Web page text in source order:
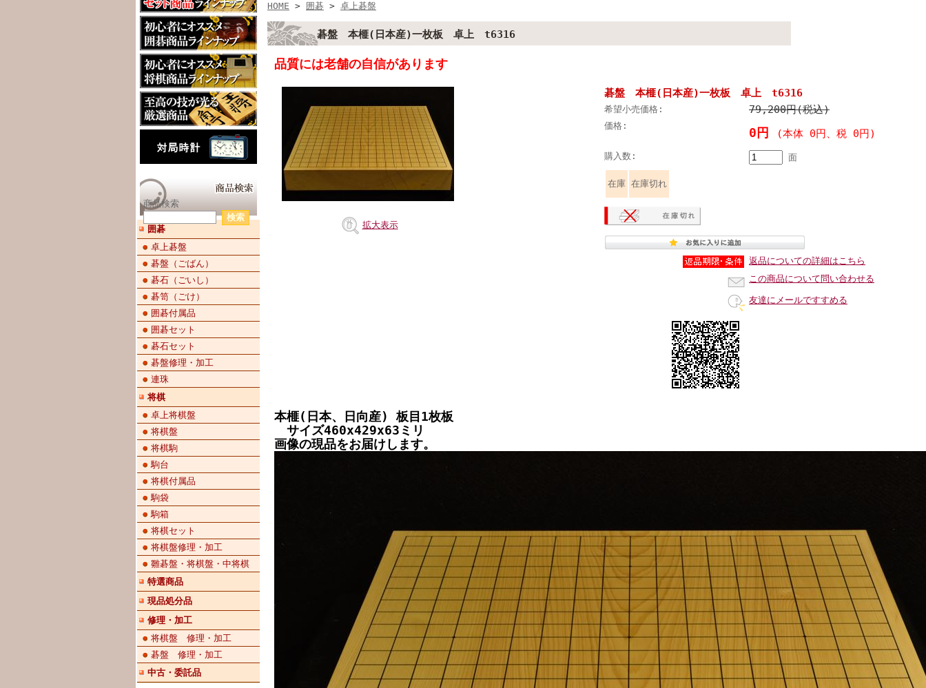
商品検索
囲碁
卓上碁盤
碁盤（ごばん）
碁石（ごいし）
碁笥（ごけ）
囲碁付属品
囲碁セット
碁石セット
碁盤修理・加工
連珠
将棋
卓上将棋盤
将棋盤
将棋駒
駒台
将棋付属品
駒袋
駒箱
将棋セット
将棋盤修理・加工
雛碁盤・将棋盤・中将棋
特選商品
現品処分品
修理・加工
将棋盤 修理・加工
碁盤 修理・加工
中古・委託品
HOME > 囲碁 > 卓上碁盤
碁盤 本榧(日本産)一枚板 卓上 t6316
品質には老舗の自信があります
拡大表示
碁盤 本榧(日本産)一枚板 卓上 t6316
希望小売価格: 79,200円(税込)
価格: 0円 (本体 0円、税 0円)
購入数: 面
在庫 在庫切れ
返品についての詳細はこちら
この商品について問い合わせる
友達にメールですすめる
本榧(日本、日向産) 板目1枚板
サイズ460x429x63ミリ
画像の現品をお届けします。